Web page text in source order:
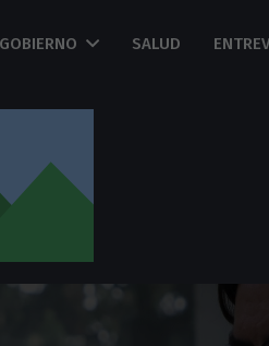
GOBIERNO SALUD